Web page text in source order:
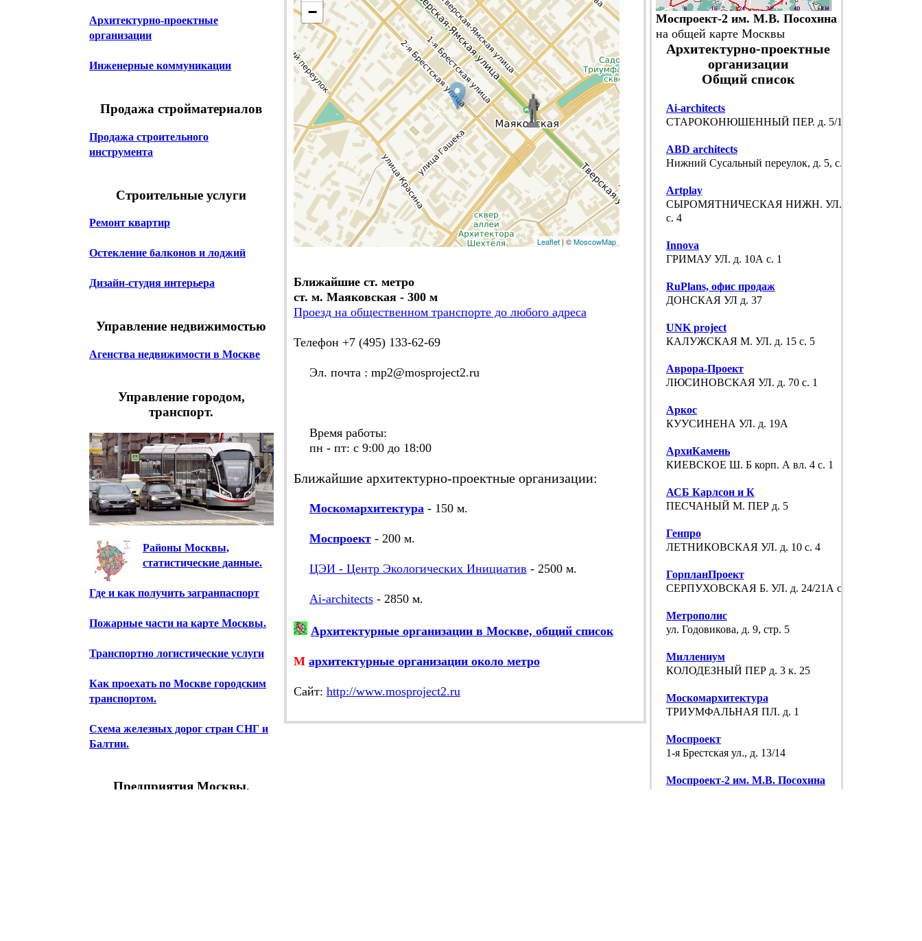
Архитектурно-проектные
организации
Инженерные коммуникации
Продажа стройматериалов
Продажа строительного
инструмента
Строительные услуги
Ремонт квартир
Остекление балконов и лоджий
Дизайн-студия интерьера
Управление недвижимостью
Агенства недвижимости в Москве
Управление городом,
транспорт.
Районы Москвы,
статистические данные.
Где и как получить загранпаспорт
Пожарные части на карте Москвы.
Транспортно логистические услуги
Как проехать по Москве городским
транспортом.
Схема железных дорог стран СНГ и
Балтии.
Предприятия Москвы.
−
Leaflet| ©MoscowMap
Ближайшие ст. метро
ст. м. Маяковская - 300 м
Проезд на общественном транспорте до любого адреса
Телефон +7 (495) 133-62-69
Эл. почта : mp2@mosproject2.ru
Время работы:
пн - пт: с 9:00 до 18:00
Ближайшие архитектурно-проектные организации:
Москомархитектура - 150 м.
Моспроект- 200 м.
ЦЭИ - Центр Экологических Инициатив - 2500 м.
Ai-architects- 2850 м.
Архитектурные организации в Москве, общий список
М архитектурные организации около метро
Cайт: http://www.mosproject2.ru
Моспроект-2 им. М.В. Посохина
на общей карте Москвы
Архитектурно-проектные
организации
Общий список
Ai-architects
СТАРОКОНЮШЕННЫЙ ПЕР. д. 5/14
ABD architects
Нижний Сусальный переулок, д. 5, с. 19
Artplay
СЫРОМЯТНИЧЕСКАЯ НИЖН. УЛ. д. 10
с. 4
Innova
ГРИМАУ УЛ. д. 10А с. 1
RuPlans, офис продаж
ДОНСКАЯ УЛ д. 37
UNK project
КАЛУЖСКАЯ М. УЛ. д. 15 с. 5
Аврора-Проект
ЛЮСИНОВСКАЯ УЛ. д. 70 с. 1
Аркос
КУУСИНЕНА УЛ. д. 19А
АрхиКамень
КИЕВСКОЕ Ш. Б корп. А вл. 4 с. 1
АСБ Карлсон и К
ПЕСЧАНЫЙ М. ПЕР д. 5
Генпро
ЛЕТНИКОВСКАЯ УЛ. д. 10 с. 4
ГорпланПроект
СЕРПУХОВСКАЯ Б. УЛ. д. 24/21А с. 1
Метрополис
ул. Годовикова, д. 9, стр. 5
Миллениум
КОЛОДЕЗНЫЙ ПЕР д. 3 к. 25
Москомархитектура
ТРИУМФАЛЬНАЯ ПЛ. д. 1
Моспроект
1-я Брестская ул., д. 13/14
Моспроект-2 им. М.В. Посохина